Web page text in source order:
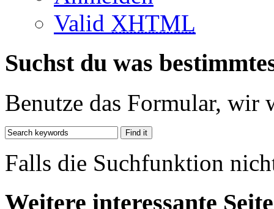
Valid XHTML
Suchst du was
Benutze das Formular, wir
Falls die Suchfunktion
Weitere interessante